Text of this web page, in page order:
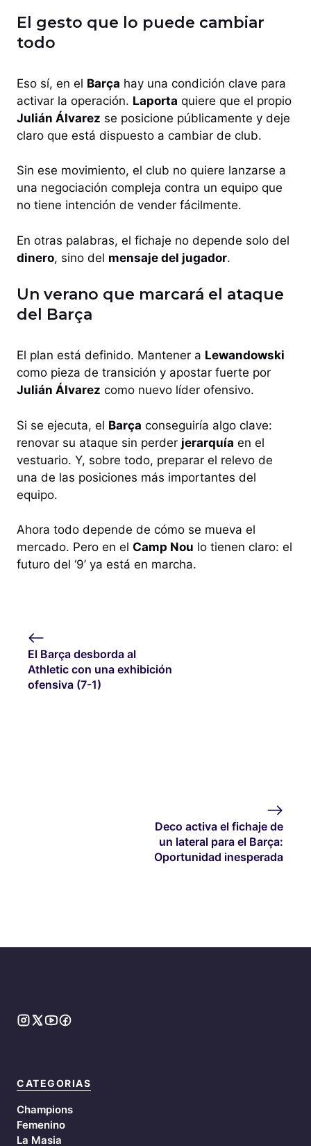
El gesto que lo puede cambiar
todo
Eso sí, en el Barça hay una condición clave para
activar la operación. Laporta quiere que el propio
Julián Álvarez se posicione públicamente y deje
claro que está dispuesto a cambiar de club.
Sin ese movimiento, el club no quiere lanzarse a
una negociación compleja contra un equipo que
no tiene intención de vender fácilmente.
En otras palabras, el fichaje no depende solo del
dinero, sino del mensaje del jugador.
Un verano que marcará el ataque
del Barça
El plan está definido. Mantener a Lewandowski
como pieza de transición y apostar fuerte por
Julián Álvarez como nuevo líder ofensivo.
Si se ejecuta, el Barça conseguiría algo clave:
renovar su ataque sin perder jerarquía en el
vestuario. Y, sobre todo, preparar el relevo de
una de las posiciones más importantes del
equipo.
Ahora todo depende de cómo se mueva el
mercado. Pero en el Camp Nou lo tienen claro: el
futuro del ‘9’ ya está en marcha.
El Barça desborda al
Athletic con una exhibición
ofensiva (7-1)
Deco activa el fichaje de
un lateral para el Barça:
Oportunidad inesperada
CATEGORIAS
Champions
Femenino
La Masia